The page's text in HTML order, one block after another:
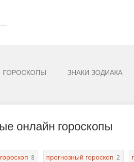
ГОРОСКОПЫ ЗНАКИ ЗОДИАКА
онлайн гороскопы
8 прогнозный гороскоп 2